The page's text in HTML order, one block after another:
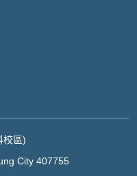
校區)
City 407755